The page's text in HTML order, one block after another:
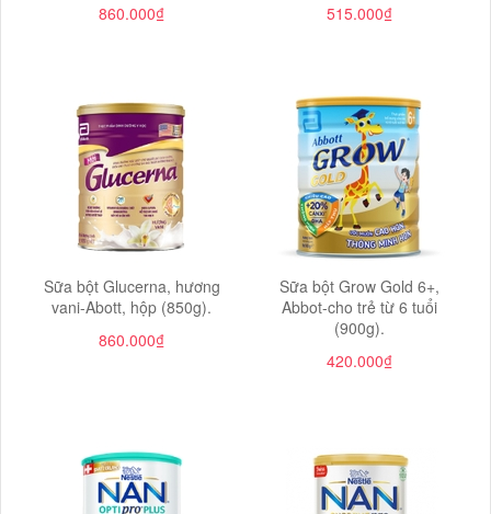
860.000₫
515.000₫
Sữa bột Glucerna, hương
vani-Abott, hộp (850g).
860.000₫
Sữa bột Grow Gold 6+,
Abbot-cho trẻ từ 6 tuổi
(900g).
420.000₫